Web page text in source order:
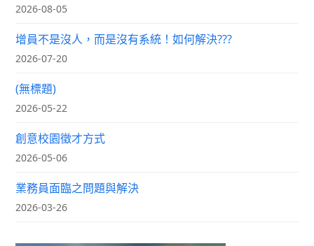
2026-08-05
增員不是沒人，而是沒有系統！如何解決???
2026-07-20
(無標題)
2026-05-22
創意校園徵才方式
2026-05-06
業務員面臨之問題與解決
2026-03-26